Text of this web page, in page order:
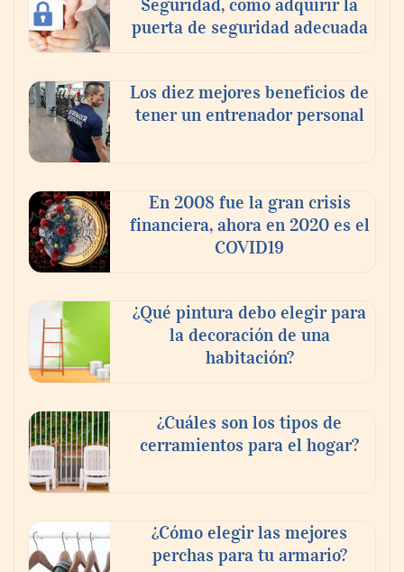
puerta de seguridad adecuada
Los diez mejores beneficios de
tener un entrenador personal
En 2008 fue la gran crisis
financiera, ahora en 2020 es el
COVID19
¿Qué pintura debo elegir para
la decoración de una
habitación?
¿Cuáles son los tipos de
cerramientos para el hogar?
¿Cómo elegir las mejores
perchas para tu armario?